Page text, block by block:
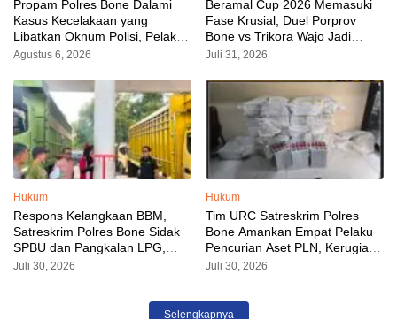
Propam Polres Bone Dalami
Kasus Kecelakaan yang
Libatkan Oknum Polisi, Pelaku
Sudah Diamankan
Agustus 6, 2026
Beramal Cup 2026 Memasuki
Fase Krusial, Duel Porprov
Bone vs Trikora Wajo Jadi
Sorotan Malam Ini
Juli 31, 2026
Hukum
Respons Kelangkaan BBM,
Satreskrim Polres Bone Sidak
SPBU dan Pangkalan LPG,
AKP Alvin Aji Imbau Pengelola
Juli 30, 2026
Hukum
Tim URC Satreskrim Polres
Bone Amankan Empat Pelaku
Pencurian Aset PLN, Kerugian
Ditaksir Capai Rp 3 Milyar
Juli 30, 2026
Selengkapnya